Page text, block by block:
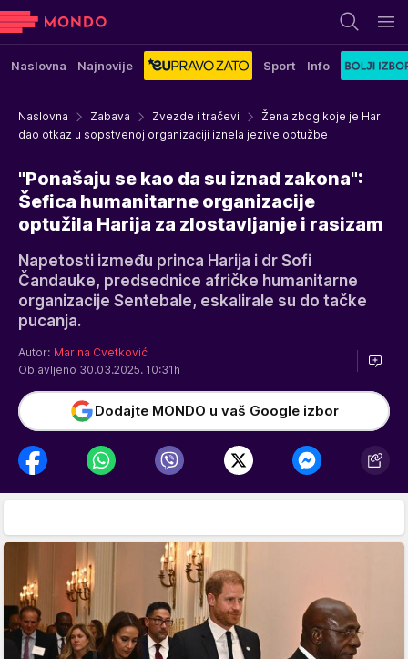
Naslovna Najnovije Sport Info
Naslovna Zabava Zvezde i tračevi
Žena zbog koje je Hari
dao otkaz u sopstvenoj organizaciji iznela jezive optužbe
"Ponašaju se kao da su iznad zakona":
Šefica humanitarne organizacije
optužila Harija za zlostavljanje i rasizam
Napetosti između princa Harija i dr Sofi
Čandauke, predsednice afričke humanitarne
organizacije Sentebale, eskalirale su do tačke
pucanja.
Autor: Marina Cvetković
Objavljeno 30.03.2025. 10:31h
Dodajte MONDO u vaš Google izbor